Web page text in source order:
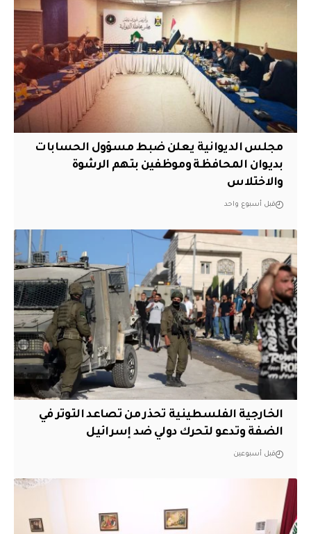
مجلس الديوانية يعلن ضبط مسؤول الحسابات
بديوان المحافظة وموظفين بتهم الرشوة
والاختلاس
قبل أسبوع واحد
الخارجية الفلسطينية تحذر من تصاعد التوتر في
الضفة وتدعو لتحرك دولي ضد إسرائيل
قبل أسبوعين